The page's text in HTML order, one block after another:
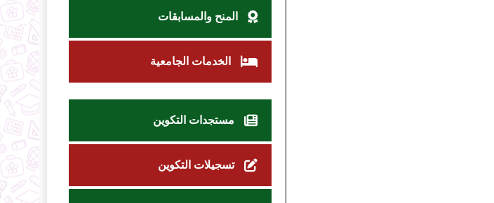
المنح والمسابقات
الخدمات الجامعية
مستجدات التكوين
تسجيلات التكوين